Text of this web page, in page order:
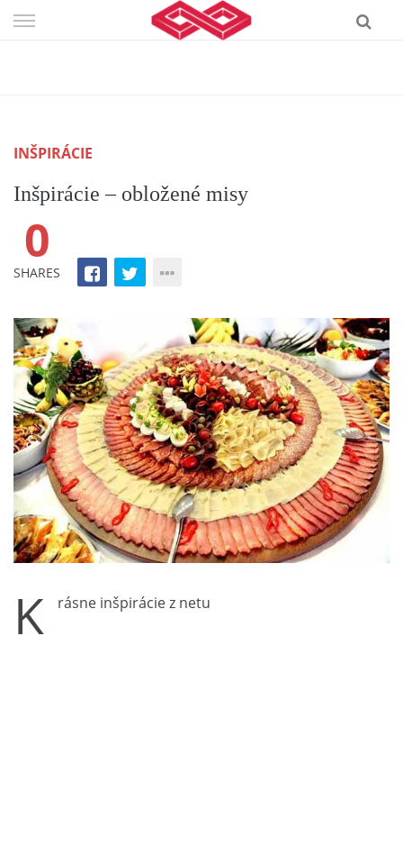
Skip
INŠPIRÁCIE
Inšpirácie – obložené misy
0
SHARES
K rásne inšpirácie z netu